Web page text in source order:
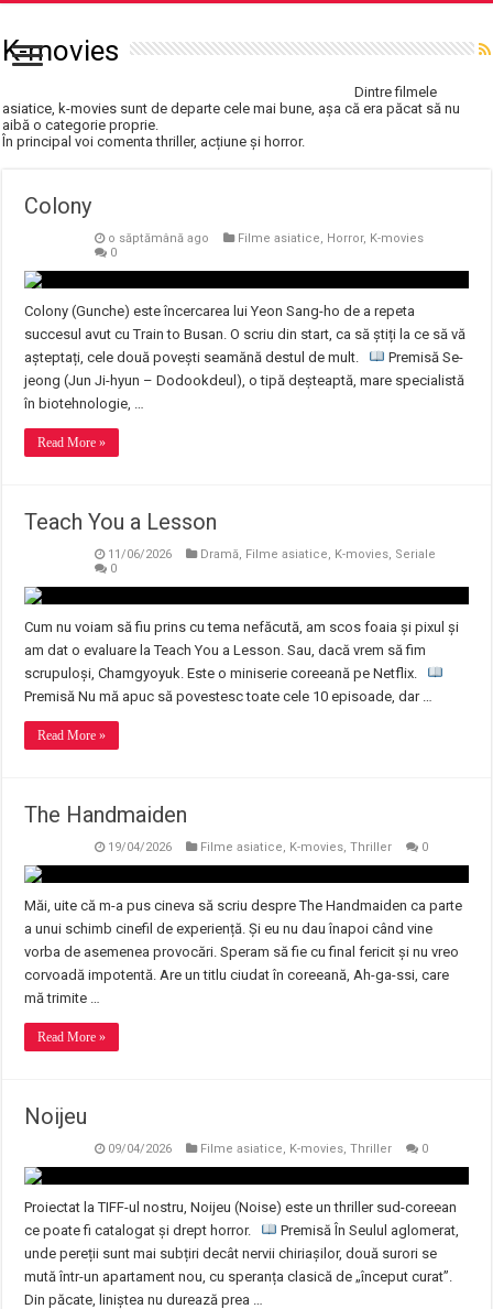
K-movies
Dintre filmele
asiatice, k-movies sunt de departe cele mai bune, așa că era păcat să nu
aibă o categorie proprie.
În principal voi comenta thriller, acțiune și horror.
Colony
o săptămână ago Filme asiatice, Horror, K-movies
0
Colony (Gunche) este încercarea lui Yeon Sang-ho de a repeta
succesul avut cu Train to Busan. O scriu din start, ca să știți la ce să vă
așteptați, cele două povești seamănă destul de mult.
Premisă Se-
jeong (Jun Ji-hyun – Dodookdeul), o tipă deșteaptă, mare specialistă
în biotehnologie, …
Read More »
Teach You a Lesson
11/06/2026 Dramă, Filme asiatice, K-movies, Seriale
0
Cum nu voiam să fiu prins cu tema nefăcută, am scos foaia și pixul și
am dat o evaluare la Teach You a Lesson. Sau, dacă vrem să fim
scrupuloși, Chamgyoyuk. Este o miniserie coreeană pe Netflix.
Premisă Nu mă apuc să povestesc toate cele 10 episoade, dar …
Read More »
The Handmaiden
19/04/2026 Filme asiatice, K-movies,Thriller 0
Măi, uite că m-a pus cineva să scriu despre The Handmaiden ca parte
a unui schimb cinefil de experiență. Și eu nu dau înapoi când vine
vorba de asemenea provocări. Speram să fie cu final fericit și nu vreo
corvoadă impotentă. Are un titlu ciudat în coreeană, Ah-ga-ssi, care
mă trimite …
Read More »
Noijeu
09/04/2026 Filme asiatice, K-movies,Thriller 0
Proiectat la TIFF-ul nostru, Noijeu (Noise) este un thriller sud-coreean
ce poate fi catalogat și drept horror.
Premisă În Seulul aglomerat,
unde pereții sunt mai subțiri decât nervii chiriașilor, două surori se
mută într-un apartament nou, cu speranța clasică de „început curat”.
Din păcate, liniștea nu durează prea …